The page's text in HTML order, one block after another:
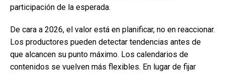
participación de la esperada.
De cara a 2026, el valor está en planificar, no en reaccionar.
Los productores pueden detectar tendencias antes de
que alcancen su punto máximo. Los calendarios de
contenidos se vuelven más flexibles. En lugar de fijar